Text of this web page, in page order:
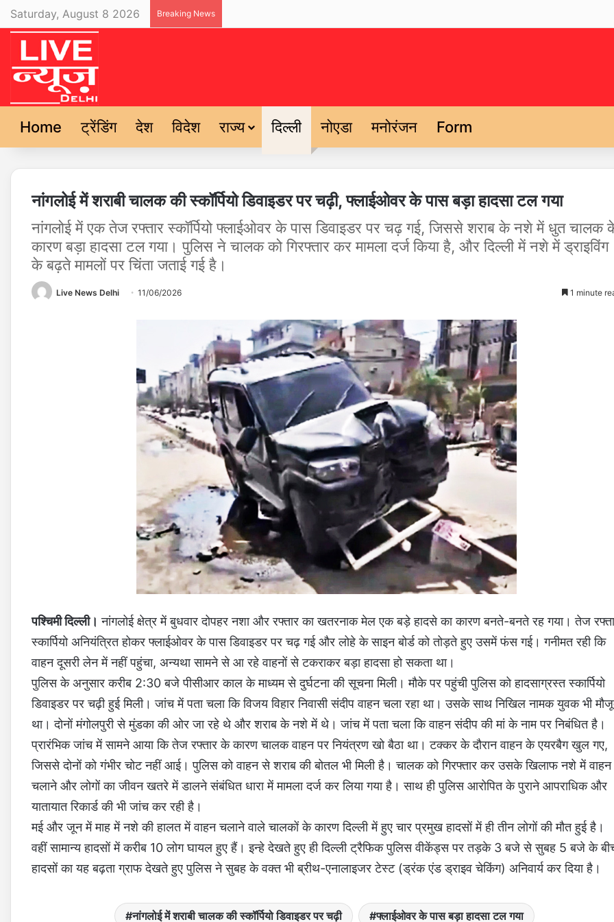
Saturday, August 8 2026 Breaking News
Home ट्रेंडिंग देश विदेश राज्य दिल्ली नोएडा मनोरंजन Form
नांगलोई में शराबी चालक की स्कॉर्पियो डिवाइडर पर चढ़ी, फ्लाईओवर के पास बड़ा हादसा टल गया
नांगलोई में एक तेज रफ्तार स्कॉर्पियो फ्लाईओवर के पास डिवाइडर पर चढ़ गई, जिससे शराब के नशे में धुत चालक
कारण बड़ा हादसा टल गया। पुलिस ने चालक को गिरफ्तार कर मामला दर्ज किया है, और दिल्ली में नशे में ड्राइविंग
के बढ़ते मामलों पर चिंता जताई गई है।
Live News Delhi 11/06/2026 1 minute
पश्चिमी दिल्ली। नांगलोई क्षेत्र में बुधवार दोपहर नशा और रफ्तार का खतरनाक मेल एक बड़े हादसे का कारण बनते-बनते रह गया। तेज
स्कार्पियो अनियंत्रित होकर फ्लाईओवर के पास डिवाइडर पर चढ़ गई और लोहे के साइन बोर्ड को तोड़ते हुए उसमें फंस गई। गनीमत रही कि
वाहन दूसरी लेन में नहीं पहुंचा, अन्यथा सामने से आ रहे वाहनों से टकराकर बड़ा हादसा हो सकता था।
पुलिस के अनुसार करीब 2:30 बजे पीसीआर काल के माध्यम से दुर्घटना की सूचना मिली। मौके पर पहुंची पुलिस को हादसाग्रस्त स्कार्पियो
डिवाइडर पर चढ़ी हुई मिली। जांच में पता चला कि विजय विहार निवासी संदीप वाहन चला रहा था। उसके साथ निखिल नामक युवक भी
था। दोनों मंगोलपुरी से मुंडका की ओर जा रहे थे और शराब के नशे में थे। जांच में पता चला कि वाहन संदीप की मां के नाम पर निबंधित है।
प्रारंभिक जांच में सामने आया कि तेज रफ्तार के कारण चालक वाहन पर नियंत्रण खो बैठा था। टक्कर के दौरान वाहन के एयरबैग खुल गए,
जिससे दोनों को गंभीर चोट नहीं आई। पुलिस को वाहन से शराब की बोतल भी मिली है। चालक को गिरफ्तार कर उसके खिलाफ नशे में वाहन
चलाने और लोगों का जीवन खतरे में डालने संबंधित धारा में मामला दर्ज कर लिया गया है। साथ ही पुलिस आरोपित के पुराने आपराधिक और
यातायात रिकार्ड की भी जांच कर रही है।
मई और जून में माह में नशे की हालत में वाहन चलाने वाले चालकों के कारण दिल्ली में हुए चार प्रमुख हादसों में ही तीन लोगों की मौत हुई है।
वहीं सामान्य हादसों में करीब 10 लोग घायल हुए हैं। इन्हे देखते हुए ही दिल्ली ट्रैफिक पुलिस वीकेंड्स पर तड़के 3 बजे से सुबह 5 बजे के
हादसों का यह बढ़ता ग्राफ देखते हुए पुलिस ने सुबह के वक्त भी ब्रीथ-एनालाइजर टेस्ट (ड्रंक एंड ड्राइव चेकिंग) अनिवार्य कर दिया है।
नांगलोई में शराबी चालक की स्कॉर्पियो डिवाइडर पर चढ़ी फ्लाईओवर के पास बड़ा हादसा टल गया